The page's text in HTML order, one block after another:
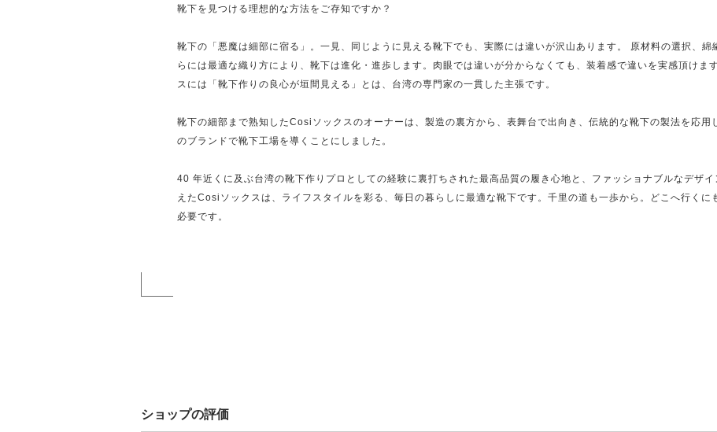
靴下を見つける理想的な方法をご存知ですか？
靴下の「悪魔は細部に宿る」。一見、同じように見える靴下でも、実際には違いが沢山あります。 原材料の選択、綿
らには最適な織り方により、靴下は進化・進歩します。肉眼では違いが分からなくても、装着感で違いを実感頂けま
スには「靴下作りの良心が垣間見える」とは、台湾の専門家の一貫した主張です。
靴下の細部まで熟知したCosiソックスのオーナーは、製造の裏方から、表舞台で出向き、伝統的な靴下の製法を応用
のブランドで靴下工場を導くことにしました。
40 年近くに及ぶ台湾の靴下作りプロとしての経験に裏打ちされた最高品質の履き心地と、ファッショナブルなデザイ
えたCosiソックスは、ライフスタイルを彩る、毎日の暮らしに最適な靴下です。千里の道も一歩から。どこへ行くに
必要です。
ショップの評価